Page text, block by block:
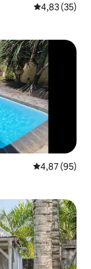
Vlerësimi
4,83 (35)
Vlerësimi
4,87 (95)